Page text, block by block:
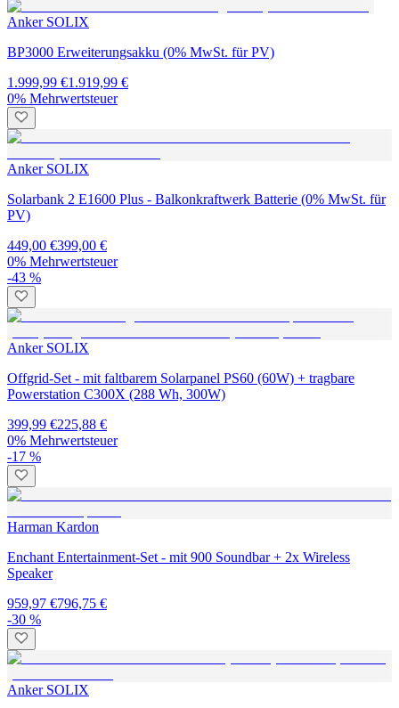
Anker SOLIX
BP3000 Erweiterungsakku (0% MwSt. für PV)
1.999,99 €1.919,99 €
0% Mehrwertsteuer
Anker SOLIX
Solarbank 2 E1600 Plus - Balkonkraftwerk Batterie (0% MwSt. für
PV)
449,00 €399,00 €
0% Mehrwertsteuer
-43 %
Anker SOLIX
Offgrid-Set - mit faltbarem Solarpanel PS60 (60W) + tragbare
Powerstation C300X (288 Wh, 300W)
399,99 €225,88 €
0% Mehrwertsteuer
-17 %
Harman Kardon
Enchant Entertainment-Set - mit 900 Soundbar + 2x Wireless
Speaker
959,97 €796,75 €
-30 %
Anker SOLIX